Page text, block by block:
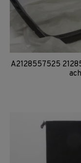
A2128557525